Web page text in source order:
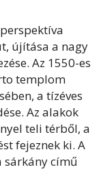
újítása a nagy
Az 1550-es
templom
a tízéves
Az alakok
teli térből, a
fejeznek ki. A
sárkány című